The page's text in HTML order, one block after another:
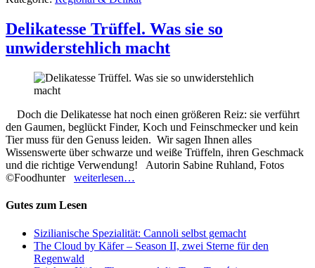
Delikatesse Trüffel. Was sie so
unwiderstehlich macht
Doch die Delikatesse hat noch einen größeren Reiz: sie verführt
den Gaumen, beglückt Finder, Koch und Feinschmecker und kein
Tier muss für den Genuss leiden. Wir sagen Ihnen alles
Wissenswerte über schwarze und weiße Trüffeln, ihren Geschmack
und die richtige Verwendung! Autorin Sabine Ruhland, Fotos
©Foodhunter weiterlesen…
Gutes zum Lesen
Sizilianische Spezialität: Cannoli selbst gemacht
The Cloud by Käfer – Season II, zwei Sterne für den
Regenwald